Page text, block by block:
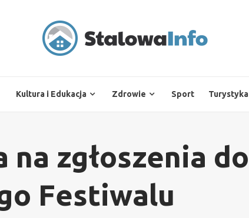
Kultura i Edukacja Zdrowie Sport Turystyka
na zgłoszenia do
Festiwalu